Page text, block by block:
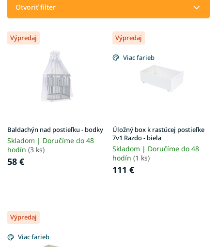
o
d
Otvoriť filter
V
ý
u
k
t
o
Výpredaj
Baldachýn nad postieľku - bodky
Skladom | Doručíme do 48
hodín (3 ks)
58 €
Výpredaj
Viac farieb
Úložný box k rastúcej postieľke
7v1 Razdo - biela
Skladom | Doručíme do 48
hodín (1 ks)
111 €
Výpredaj
Viac farieb